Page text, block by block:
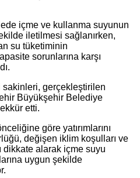
içme ve kullanma suyunun
iletilmesi sağlanırken,
su tüketiminin
sorunlarına karşı
sakinleri, gerçekleştirilen
Büyükşehir Belediye
etti.
göre yatırımlarını
değişen iklim koşulları ve
dikkate alarak içme suyu
uygun şekilde